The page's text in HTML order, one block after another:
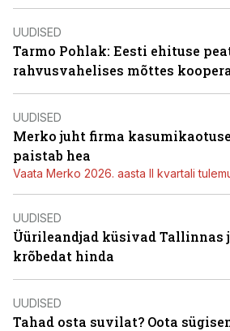
UUDISED
Tarmo Pohlak: Eesti ehituse
rahvusvahelises mõttes
UUDISED
Merko juht firma
paistab hea
Vaata Merko 2026. aasta II kvartali
UUDISED
Üürileandjad küsivad Tallinnas
krõbedat hinda
UUDISED
Tahad osta suvilat? Oota